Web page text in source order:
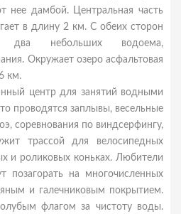
нее дамбой. Центральная часть
в длину 2 км. С обеих сторон
небольших водоема,
Окружает озеро асфальтовая
км.
центр для занятий водными
проводятся заплывы, весельные
соревнования по виндсерфингу,
трассой для велосипедных
и роликовых коньках. Любители
позагорать на многочисленных
и галечниковым покрытием.
флагом за чистоту воды.